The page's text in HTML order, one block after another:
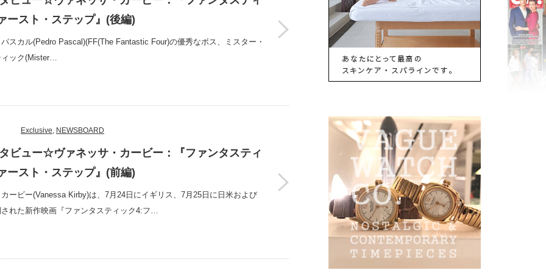
ースト・ステップ』(後編)
スカル(Pedro Pascal)(FF(The Fantastic Four)の優秀なボス、ミスター・
ィック(Mister…
Exclusive, NEWSBOARD
ビュー☆ヴァネッサ・カービー：『ファンタスティ
ースト・ステップ』(前編)
ービー(Vanessa Kirby)は、7月24日にイギリス、7月25日に日米および
れた新作映画『ファンタスティック4:フ…